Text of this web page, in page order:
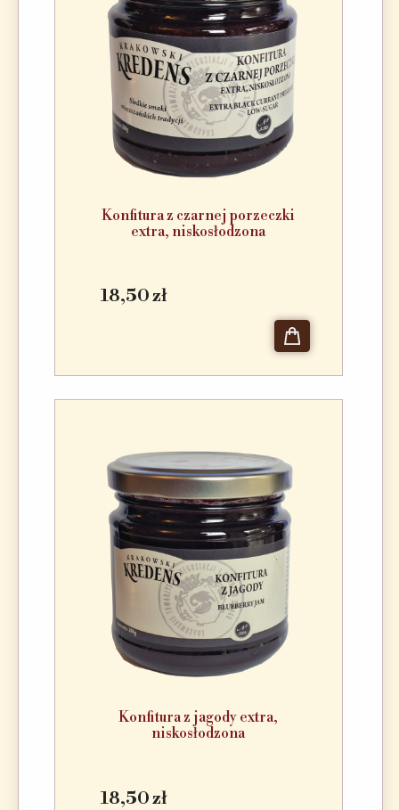
Konfitura z czarnej porzeczki
extra, niskosłodzona
18,50 zł
Konfitura z jagody extra,
niskosłodzona
18,50 zł